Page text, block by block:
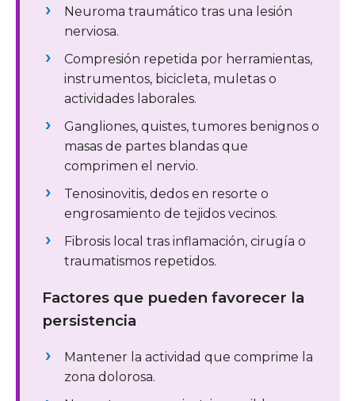
Neuroma traumático tras una lesión
nerviosa.
Compresión repetida por herramientas,
instrumentos, bicicleta, muletas o
actividades laborales.
Gangliones, quistes, tumores benignos o
masas de partes blandas que
comprimen el nervio.
Tenosinovitis, dedos en resorte o
engrosamiento de tejidos vecinos.
Fibrosis local tras inflamación, cirugía o
traumatismos repetidos.
Factores que pueden favorecer la
persistencia
Mantener la actividad que comprime la
zona dolorosa.